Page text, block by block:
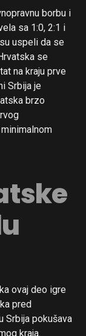
borbu i
sa 1:0, 2:1 i
uspeli da se
se
na kraju prve
Srbija je
brzo
ovaj deo igre
pred
Srbija pokušava
kraja.